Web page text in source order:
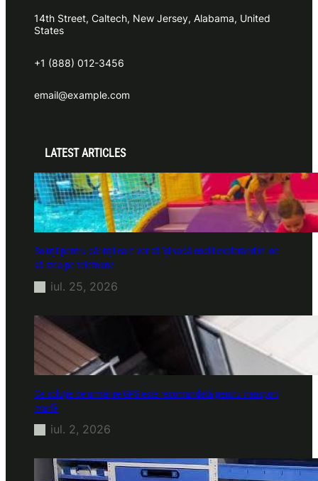
14th Street, Caltech, New Jersey, Alabama, United
States
+1 (888) 012-3456
email@example.com
LATEST ARTICLES
Soluții pentru părinții care vor să își vadă copiii explorând în loc
să stea pe telefoane
iul. 25, 2026
Ce soluție de urmărire GPS este recomandată pentru transport
marfă
iul. 2, 2026